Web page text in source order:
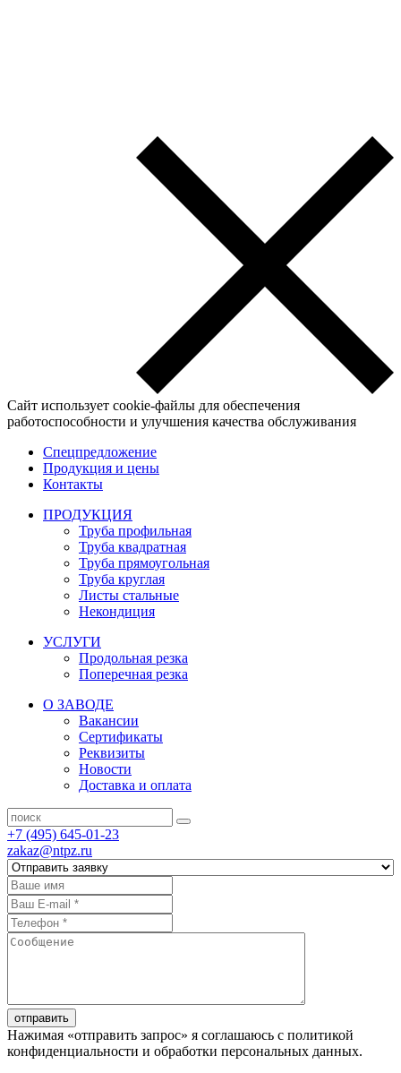
Сайт использует cookie-файлы для обеспечения
работоспособности и улучшения качества обслуживания
Спецпредложение
Продукция и цены
Контакты
ПРОДУКЦИЯ
Труба профильная
Труба квадратная
Труба прямоугольная
Труба круглая
Листы стальные
Некондиция
УСЛУГИ
Продольная резка
Поперечная резка
О ЗАВОДЕ
Вакансии
Сертификаты
Реквизиты
Новости
Доставка и оплата
+7 (495) 645-01-23
zakaz@ntpz.ru
отправить
Нажимая «отправить запрос» я соглашаюсь с политикой
конфиденциальности и обработки персональных данных.